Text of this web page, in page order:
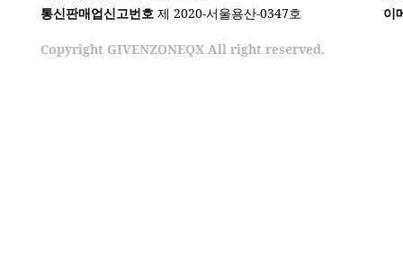
통신판매업신고번호 제 2020-서울용산-0347호
Copyright GIVENZONEQX All right reserved.
이